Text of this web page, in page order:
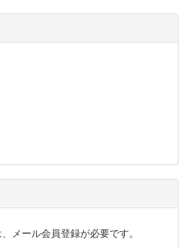
メール会員登録が必要です。